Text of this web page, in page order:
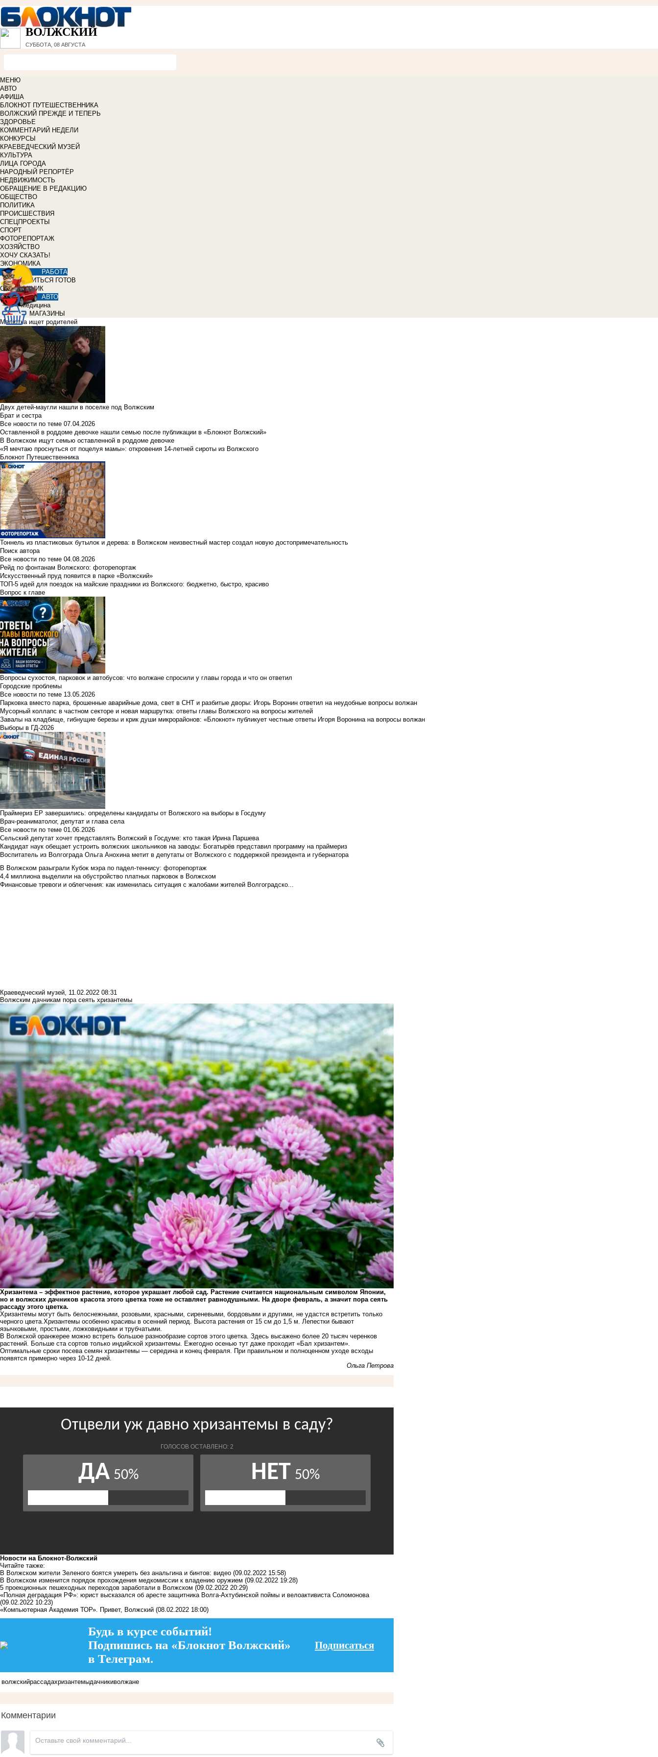
ВОЛЖСКИЙ
СУББОТА, 08 АВГУСТА
МЕНЮ
АВТО
АФИША
БЛОКНОТ ПУТЕШЕСТВЕННИКА
ВОЛЖСКИЙ ПРЕЖДЕ И ТЕПЕРЬ
ЗДОРОВЬЕ
КОММЕНТАРИЙ НЕДЕЛИ
КОНКУРСЫ
КРАЕВЕДЧЕСКИЙ МУЗЕЙ
КУЛЬТУРА
ЛИЦА ГОРОДА
НАРОДНЫЙ РЕПОРТЁР
НЕДВИЖИМОСТЬ
ОБРАЩЕНИЕ В РЕДАКЦИЮ
ОБЩЕСТВО
ПОЛИТИКА
ПРОИСШЕСТВИЯ
СПЕЦПРОЕКТЫ
СПОРТ
ФОТОРЕПОРТАЖ
ХОЗЯЙСТВО
ХОЧУ СКАЗАТЬ!
ЭКОНОМИКА
РАБОТА
УЧИТЬСЯ ГОТОВ
СПРАВОЧНИК
АВТО
Медицина
МАГАЗИНЫ
Малютка ищет родителей
Двух детей-маугли нашли в поселке под Волжским
Брат и сестра
Все новости по теме 07.04.2026
Оставленной в роддоме девочке нашли семью после публикации в «Блокнот Волжский»
В Волжском ищут семью оставленной в роддоме девочке
«Я мечтаю проснуться от поцелуя мамы»: откровения 14-летней сироты из Волжского
Блокнот Путешественника
Тоннель из пластиковых бутылок и дерева: в Волжском неизвестный мастер создал новую достопримечательность
Поиск автора
Все новости по теме 04.08.2026
Рейд по фонтанам Волжского: фоторепортаж
Искусственный пруд появится в парке «Волжский»
ТОП-5 идей для поездок на майские праздники из Волжского: бюджетно, быстро, красиво
Вопрос к главе
Вопросы сухостоя, парковок и автобусов: что волжане спросили у главы города и что он ответил
Городские проблемы
Все новости по теме 13.05.2026
Парковка вместо парка, брошенные аварийные дома, свет в СНТ и разбитые дворы: Игорь Воронин ответил на неудобные вопросы волжан
Мусорный коллапс в частном секторе и новая маршрутка: ответы главы Волжского на вопросы жителей
Завалы на кладбище, гибнущие березы и крик души микрорайонов: «Блокнот» публикует честные ответы Игоря Воронина на вопросы волжан
Выборы в ГД-2026
Праймериз ЕР завершились: определены кандидаты от Волжского на выборы в Госдуму
Врач-реаниматолог, депутат и глава села
Все новости по теме 01.06.2026
Сельский депутат хочет представлять Волжский в Госдуме: кто такая Ирина Паршева
Кандидат наук обещает устроить волжских школьников на заводы: Богатырёв представил программу на праймериз
Воспитатель из Волгограда Ольга Анохина метит в депутаты от Волжского с поддержкой президента и губернатора
В Волжском разыграли Кубок мэра по падел-теннису: фоторепортаж
4,4 миллиона выделили на обустройство платных парковок в Волжском
Финансовые тревоги и облегчения: как изменилась ситуация с жалобами жителей Волгоградско...
Краеведческий музей, 11.02.2022 08:31
Волжским дачникам пора сеять хризантемы
Хризантема – эффектное растение, которое украшает любой сад. Растение считается национальным символом Японии,
но и волжских дачников красота этого цветка тоже не оставляет равнодушными. На дворе февраль, а значит пора сеять
рассаду этого цветка.
Хризантемы могут быть белоснежными, розовыми, красными, сиреневыми, бордовыми и другими, не удастся встретить только
черного цвета.Хризантемы особенно красивы в осенний период. Высота растения от 15 см до 1,5 м. Лепестки бывают
язычковыми, простыми, ложковидными и трубчатыми.
В Волжской оранжерее можно встреть большое разнообразие сортов этого цветка. Здесь высажено более 20 тысяч черенков
растений. Больше ста сортов только индийской хризантемы. Ежегодно осенью тут даже проходит «Бал хризантем».
Оптимальные сроки посева семян хризантемы — середина и конец февраля. При правильном и полноценном уходе всходы
появятся примерно через 10-12 дней.
Ольга Петрова
Новости на Блoкнoт-Волжский
Читайте также:
В Волжском жители Зеленого боятся умереть без анальгина и бинтов: видео (09.02.2022 15:58)
В Волжском изменится порядок прохождения медкомиссии к владению оружием (09.02.2022 19:28)
5 проекционных пешеходных переходов заработали в Волжском (09.02.2022 20:29)
«Полная деградация РФ»: юрист высказался об аресте защитника Волга-Ахтубинской поймы и велоактивиста Соломонова
(09.02.2022 10:23)
«Компьютерная Академия ТОР». Привет, Волжский (08.02.2022 18:00)
Будь в курсе событий!
Подпишись на «Блокнот Волжский»
в Телеграм.
Подписаться
волжскийрассадахризантемыдачникиволжане
Комментарии